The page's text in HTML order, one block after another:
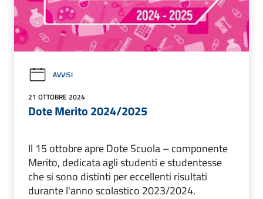
AVVISI
21 OTTOBRE 2024
Dote Merito 2024/2025
Il 15 ottobre apre Dote Scuola – componente
Merito, dedicata agli studenti e studentesse
che si sono distinti per eccellenti risultati
durante l'anno scolastico 2023/2024.